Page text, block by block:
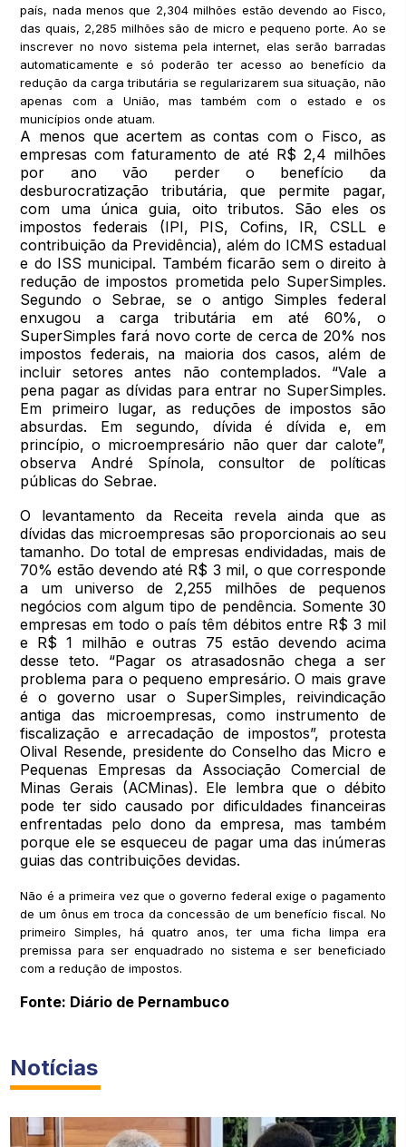
país, nada menos que 2,304 milhões estão devendo ao Fisco,
das quais, 2,285 milhões são de micro e pequeno porte. Ao se
inscrever no novo sistema pela internet, elas serão barradas
automaticamente e só poderão ter acesso ao benefício da
redução da carga tributária se regularizarem sua situação, não
apenas com a União, mas também com o estado e os
municípios onde atuam.
A menos que acertem as contas com o Fisco, as
empresas com faturamento de até R$ 2,4 milhões
por ano vão perder o benefício da
desburocratização tributária, que permite pagar,
com uma única guia, oito tributos. São eles os
impostos federais (IPI, PIS, Cofins, IR, CSLL e
contribuição da Previdência), além do ICMS estadual
e do ISS municipal. Também ficarão sem o direito à
redução de impostos prometida pelo SuperSimples.
Segundo o Sebrae, se o antigo Simples federal
enxugou a carga tributária em até 60%, o
SuperSimples fará novo corte de cerca de 20% nos
impostos federais, na maioria dos casos, além de
incluir setores antes não contemplados. “Vale a
pena pagar as dívidas para entrar no SuperSimples.
Em primeiro lugar, as reduções de impostos são
absurdas. Em segundo, dívida é dívida e, em
princípio, o microempresário não quer dar calote”,
observa André Spínola, consultor de políticas
públicas do Sebrae.
O levantamento da Receita revela ainda que as
dívidas das microempresas são proporcionais ao seu
tamanho. Do total de empresas endividadas, mais de
70% estão devendo até R$ 3 mil, o que corresponde
a um universo de 2,255 milhões de pequenos
negócios com algum tipo de pendência. Somente 30
empresas em todo o país têm débitos entre R$ 3 mil
e R$ 1 milhão e outras 75 estão devendo acima
desse teto. “Pagar os atrasadosnão chega a ser
problema para o pequeno empresário. O mais grave
é o governo usar o SuperSimples, reivindicação
antiga das microempresas, como instrumento de
fiscalização e arrecadação de impostos”, protesta
Olival Resende, presidente do Conselho das Micro e
Pequenas Empresas da Associação Comercial de
Minas Gerais (ACMinas). Ele lembra que o débito
pode ter sido causado por dificuldades financeiras
enfrentadas pelo dono da empresa, mas também
porque ele se esqueceu de pagar uma das inúmeras
guias das contribuições devidas.
Não é a primeira vez que o governo federal exige o pagamento
de um ônus em troca da concessão de um benefício fiscal. No
primeiro Simples, há quatro anos, ter uma ficha limpa era
premissa para ser enquadrado no sistema e ser beneficiado
com a redução de impostos.
Fonte: Diário de Pernambuco
Notícias